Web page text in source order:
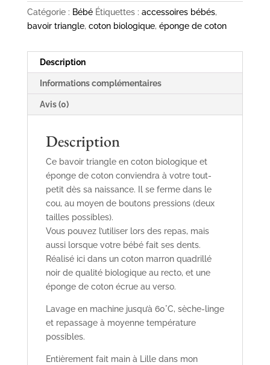
Catégorie : Bébé Étiquettes : accessoires bébés,
bavoir triangle, coton biologique, éponge de coton
Description
Informations complémentaires
Avis (0)
Description
Ce bavoir triangle en coton biologique et
éponge de coton conviendra à votre tout-
petit dès sa naissance. Il se ferme dans le
cou, au moyen de boutons pressions (deux
tailles possibles).
Vous pouvez l’utiliser lors des repas, mais
aussi lorsque votre bébé fait ses dents.
Réalisé ici dans un coton marron quadrillé
noir de qualité biologique au recto, et une
éponge de coton écrue au verso.
Lavage en machine jusqu’à 60°C, sèche-linge
et repassage à moyenne température
possibles.
Entièrement fait main à Lille dans mon